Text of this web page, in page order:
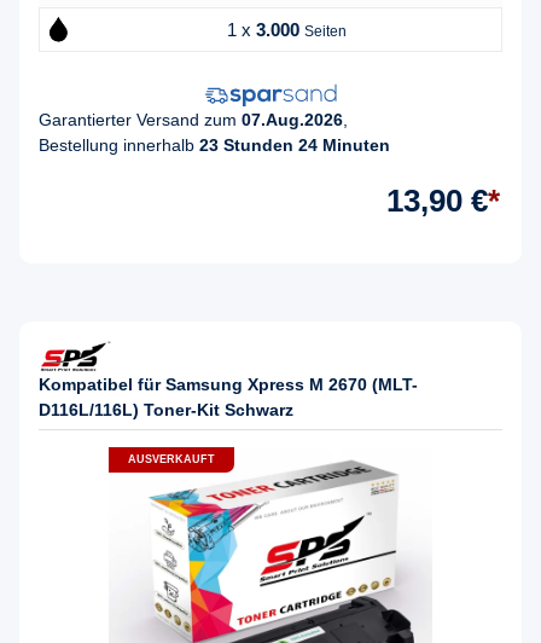
1 x 3.000 Seiten
Garantierter Versand zum 07.Aug.2026
Bestellung innerhalb 23 Stunden 24 Minuten
13,90 €*
Kompatibel für Samsung Xpress M 2670 (MLT-
D116L/116L) Toner-Kit Schwarz
AUSVERKAUFT